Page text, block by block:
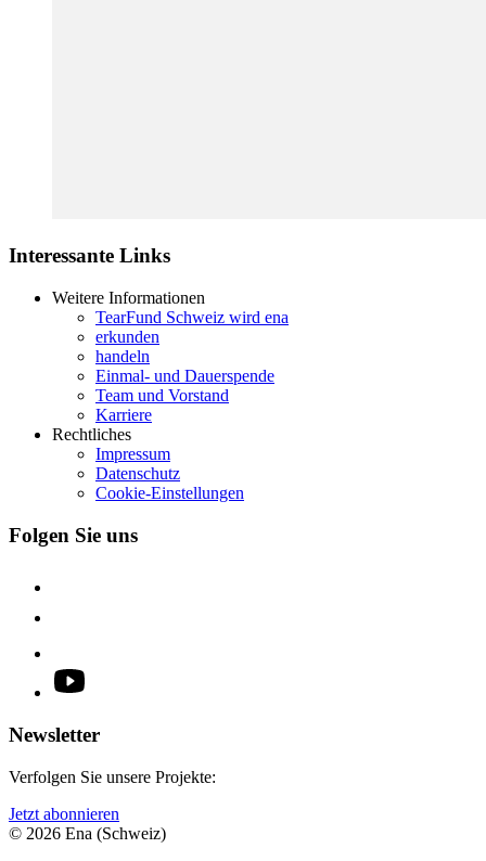
Interessante Links
Weitere Informationen
TearFund Schweiz wird ena
erkunden
handeln
Einmal- und Dauerspende
Team und Vorstand
Karriere
Rechtliches
Impressum
Datenschutz
Cookie-Einstellungen
Folgen Sie uns
Newsletter
Verfolgen Sie unsere Projekte:
Jetzt abonnieren
© 2026 Ena (Schweiz)